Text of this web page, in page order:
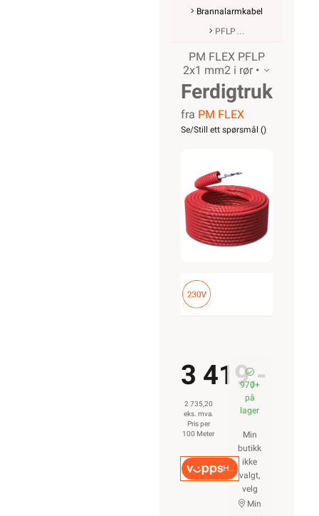
Brannalarmkabel
PFLP
PM FLEX PFLP
2x1 mm2 i rør •
Ferdigtrukket
K-rør
2x1
Tvinnet
100m
fra PM FLEX
Se/Still ett spørsmål ()
3 419,-
2 735,20
eks. mva.
Pris per
100 Meter
Hurtigkasse
970+
på
lager
Min
butikk
ikke
valgt,
velg
Min